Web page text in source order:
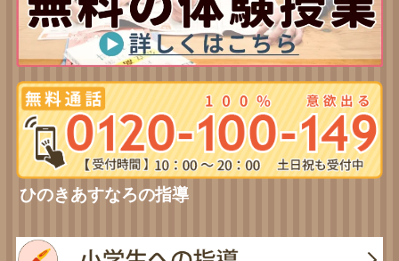
ひのきあすなろの指導